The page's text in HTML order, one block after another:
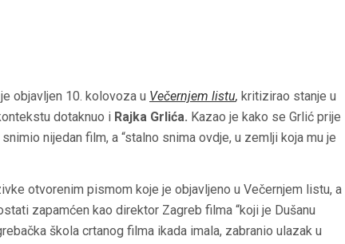
objavljen 10. kolovoza u Večernjem listu, kritizirao stanje u
dotaknuo i Rajka Grlića. Kazao je kako se Grlić prije
nijedan film, a “stalno snima ovdje, u zemlji koja mu je
otvorenim pismom koje je objavljeno u Večernjem listu, a
zapamćen kao direktor Zagreb filma “koji je Dušanu
škola crtanog filma ikada imala, zabranio ulazak u